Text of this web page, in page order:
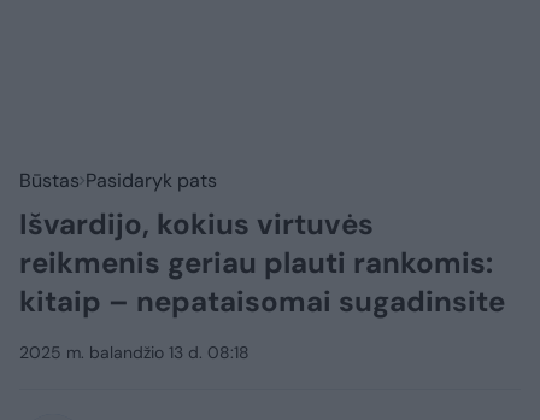
Būstas Pasidaryk pats
Išvardijo, kokius virtuvės
reikmenis geriau plauti rankomis:
kitaip – nepataisomai sugadinsite
2025 m. balandžio 13 d. 08:18